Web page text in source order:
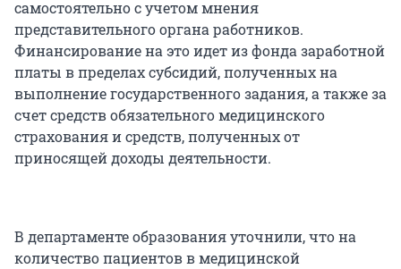
самостоятельно с учетом мнения
представительного органа работников.
Финансирование на это идет из фонда заработной
платы в пределах субсидий, полученных на
выполнение государственного задания, а также за
счет средств обязательного медицинского
страхования и средств, полученных от
приносящей доходы деятельности.
В департаменте образования уточнили, что на
количество пациентов в медицинской